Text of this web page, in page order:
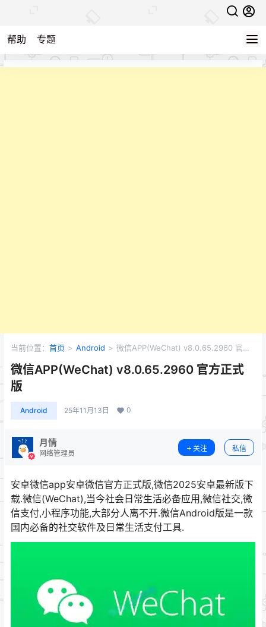
帮助 专题
当前位置： 首页 > Android > 微信APP(WeChat) v8.0.65.2960 官方
微信APP(WeChat) v8.0.65.2960 官方正式
版
Android 25年11月13日 0
月情
网络管理员
关注 私信
安卓微信app安卓微信官方正式版,微信2025安卓最新版下
载.微信(WeChat),当今社会日常生活必备应用,微信社交,微
信支付,小程序功能,大部分人离不开.微信Android版是一款
国内必备的社交软件及日常生活支付工具.